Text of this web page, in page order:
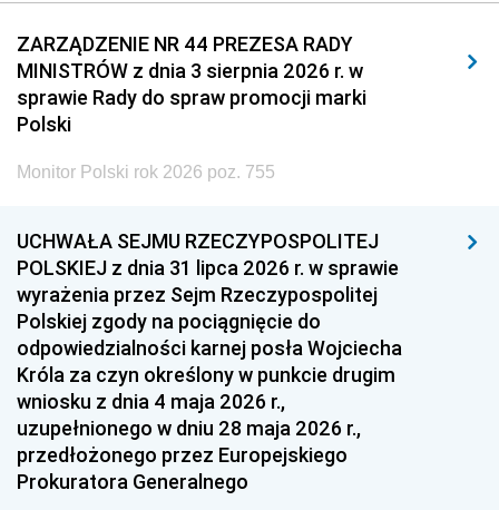
2011 2010 2009
2008 2007 2006
2005
1996 1995 1994
1993 1992 1991
1990 1989
1987 1986 1985
1984 1983
1981 1980 1979
1978 1977
ZARZĄDZENIE NR 44 PREZESA RADY
MINISTRÓW z dnia 3 sierpnia 2026 r. w
sprawie Rady do spraw promocji marki
Polski
Monitor Polski rok 2026 poz. 755
UCHWAŁA SEJMU RZECZYPOSPOLITEJ
POLSKIEJ z dnia 31 lipca 2026 r. w sprawie
wyrażenia przez Sejm Rzeczypospolitej
Polskiej zgody na pociągnięcie do
odpowiedzialności karnej posła Wojciecha
Króla za czyn określony w punkcie drugim
wniosku z dnia 4 maja 2026 r.,
uzupełnionego w dniu 28 maja 2026 r.,
przedłożonego przez Europejskiego
Prokuratora Generalnego